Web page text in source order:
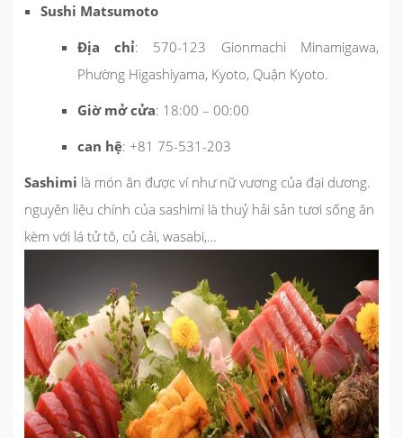
Sushi Matsumoto
Địa chỉ: 570-123 Gionmachi Minamigawa,
Phường Higashiyama, Kyoto, Quận Kyoto.
Giờ mở cửa: 18:00 – 00:00
can hệ: +81 75-531-203
Sashimi là món ăn được ví như nữ vương của đại dương.
nguyên liệu chính của sashimi là thuỷ hải sản tươi sống ăn
kèm với lá tử tô, củ cải, wasabi,…